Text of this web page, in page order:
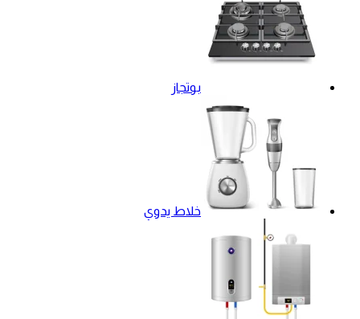
بوتجاز
خلاط يدوي